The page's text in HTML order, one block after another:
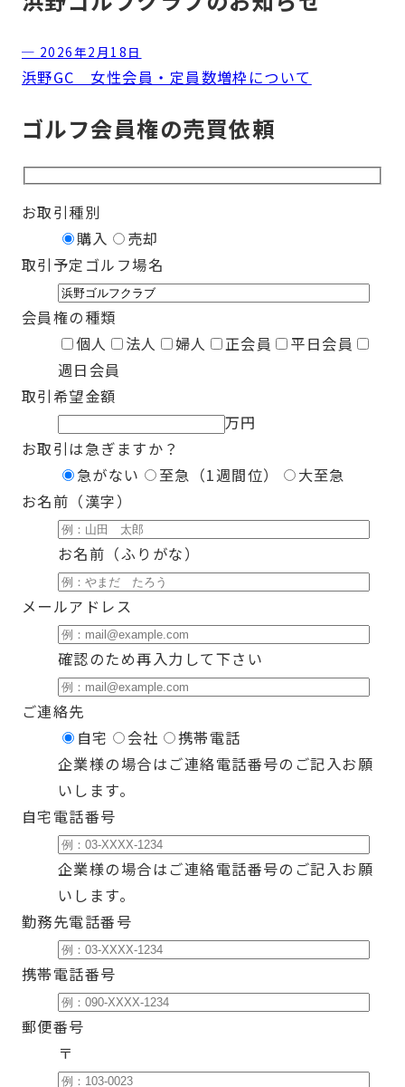
─ 2026年2月18日
浜野GC 女性会員・定員数増枠について
ゴルフ会員権の売買依頼
お取引種別
購入
売却
取引予定ゴルフ場名
会員権の種類
個人
法人 婦人 正会員
平日会員
週日会員
取引希望金額
万円
お取引は急ぎますか？
急がない
至急（1週間位）
大至急
お名前（漢字）
お名前（ふりがな）
メールアドレス
確認のため再入力して下さい
ご連絡先
自宅
会社
携帯電話
企業様の場合はご連絡電話番号のご記入お願
いします。
自宅電話番号
企業様の場合はご連絡電話番号のご記入お願
いします。
勤務先電話番号
携帯電話番号
郵便番号
〒